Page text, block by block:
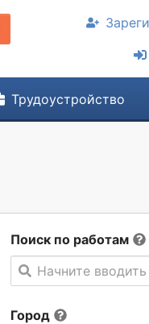
Трудоустройство
Поиск по работам
Начните вводить
Город